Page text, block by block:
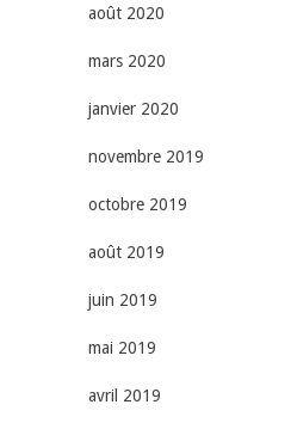
août 2020
mars 2020
janvier 2020
novembre 2019
octobre 2019
août 2019
juin 2019
mai 2019
avril 2019